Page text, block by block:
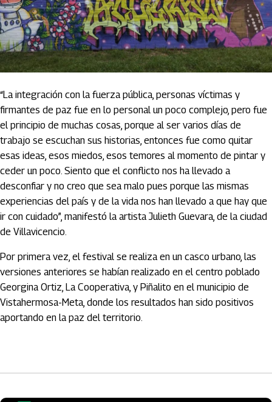
“La integración con la fuerza pública, personas víctimas y
firmantes de paz fue en lo personal un poco complejo, pero fue
el principio de muchas cosas, porque al ser varios días de
trabajo se escuchan sus historias, entonces fue como quitar
esas ideas, esos miedos, esos temores al momento de pintar y
ceder un poco. Siento que el conflicto nos ha llevado a
desconfiar y no creo que sea malo pues porque las mismas
experiencias del país y de la vida nos han llevado a que hay que
ir con cuidado”, manifestó la artista Julieth Guevara, de la ciudad
de Villavicencio.
Por primera vez, el festival se realiza en un casco urbano, las
versiones anteriores se habían realizado en el centro poblado
Georgina Ortiz, La Cooperativa, y Piñalito en el municipio de
Vistahermosa-Meta, donde los resultados han sido positivos
aportando en la paz del territorio.